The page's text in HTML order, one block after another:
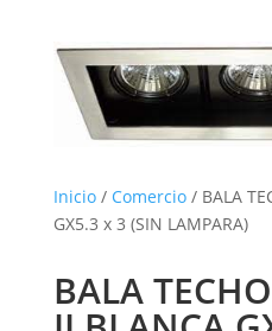
Inicio/ Comercio/ BALA
GX5.3 x 3 (SIN LAMPARA)
BALA